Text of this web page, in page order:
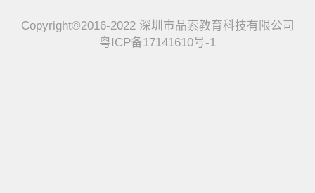
Copyright©2016-2022 深圳市品索教育科技有限公司
粤ICP备17141610号-1